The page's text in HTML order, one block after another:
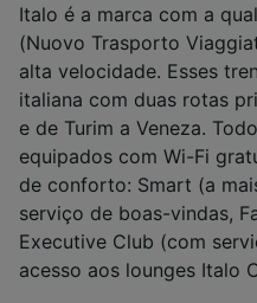
Italo é a marca com a
(Nuovo Trasporto
alta velocidade. Esses
italiana com duas rotas
e de Turim a Veneza.
equipados com Wi-Fi
de conforto: Smart (a
serviço de boas-vindas,
Executive Club (com
acesso aos lounges Italo